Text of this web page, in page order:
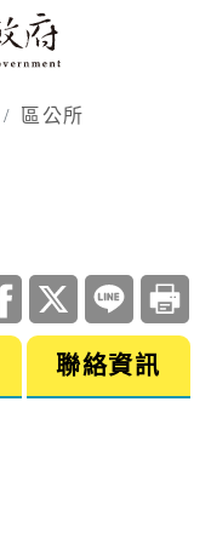
區公所
聯絡資訊